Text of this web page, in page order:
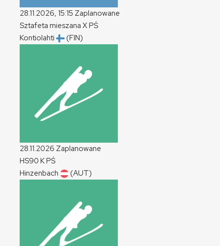
28.11.2026, 15:15 Zaplanowane
Sztafeta mieszana XPŚ
Kontiolahti
(FIN)
28.11.2026 Zaplanowane
HS90 KPŚ
Hinzenbach
(AUT)